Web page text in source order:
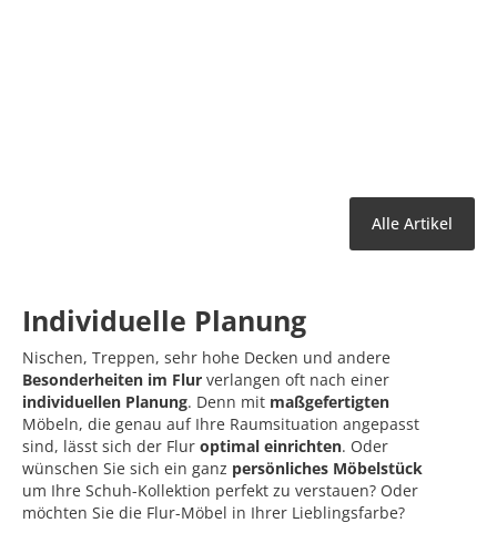
Alle Artikel
Individuelle Planung
Nischen, Treppen, sehr hohe Decken und andere
Besonderheiten im Flur verlangen oft nach einer
individuellen Planung. Denn mit maßgefertigten
Möbeln, die genau auf Ihre Raumsituation angepasst
sind, lässt sich der Flur optimal einrichten. Oder
wünschen Sie sich ein ganz persönliches Möbelstück
um Ihre Schuh-Kollektion perfekt zu verstauen? Oder
möchten Sie die Flur-Möbel in Ihrer Lieblingsfarbe?